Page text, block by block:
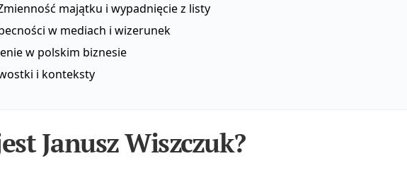
majątku i wypadnięcie z listy
w mediach i wizerunek
w polskim biznesie
i konteksty
Janusz Wiszczuk?